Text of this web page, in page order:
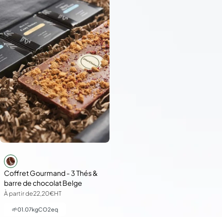
Coffret Gourmand - 3 Thés &
barre de chocolat Belge
À partir de22,20€HT
🌱01.07kgCO2eq